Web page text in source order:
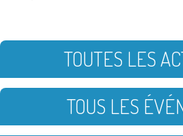
TOUTES LES
TOUS LES